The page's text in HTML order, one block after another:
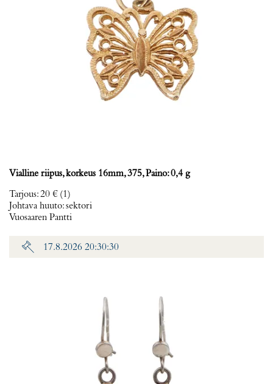
Vialline riipus, korkeus 16mm, 375, Paino: 0,4 g
Tarjous:20 € (1)
Johtava huuto:sektori
Vuosaaren Pantti
17.8.2026 20:30:30